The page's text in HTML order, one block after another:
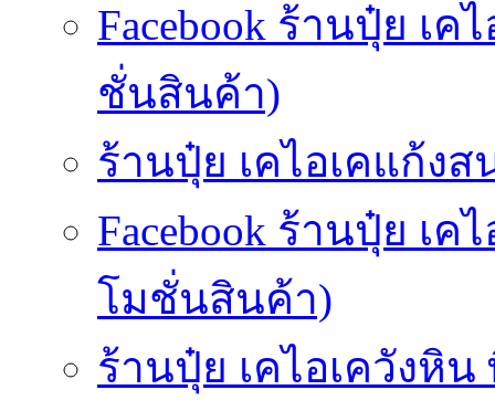
Facebook ร้านปุ๋ย เ
ชั่นสินค้า)
ร้านปุ๋ย เคไอเคแก้ง
Facebook ร้านปุ๋ย เ
โมชั่นสินค้า)
ร้านปุ๋ย เคไอเควังหิ